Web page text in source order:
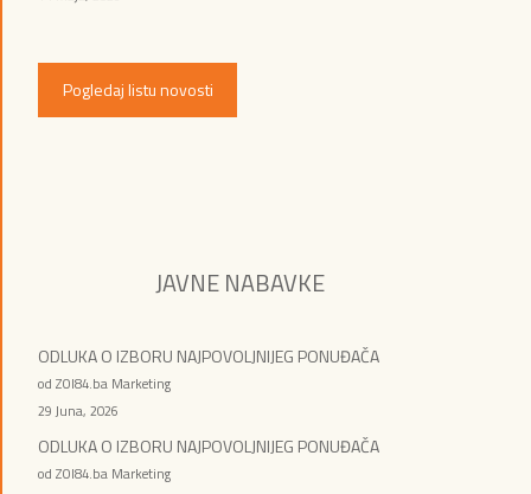
Pogledaj listu novosti
JAVNE NABAVKE
ODLUKA O IZBORU NAJPOVOLJNIJEG PONUĐAČA
od ZOI84.ba Marketing
29 Juna, 2026
ODLUKA O IZBORU NAJPOVOLJNIJEG PONUĐAČA
od ZOI84.ba Marketing